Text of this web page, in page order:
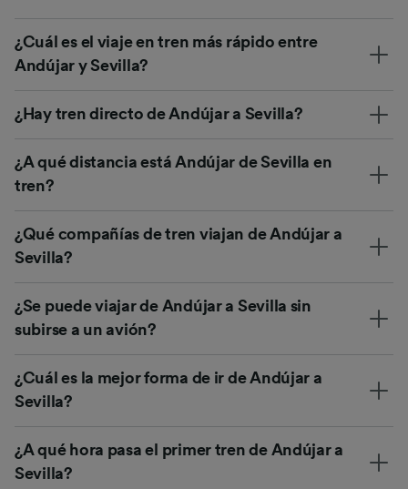
¿Cuál es el viaje en tren más rápido entre
Andújar y Sevilla?
¿Hay tren directo de Andújar a Sevilla?
¿A qué distancia está Andújar de Sevilla en
tren?
¿Qué compañías de tren viajan de Andújar a
Sevilla?
¿Se puede viajar de Andújar a Sevilla sin
subirse a un avión?
¿Cuál es la mejor forma de ir de Andújar a
Sevilla?
¿A qué hora pasa el primer tren de Andújar a
Sevilla?